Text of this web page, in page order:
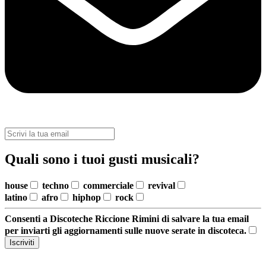
Quali sono i tuoi gusti musicali?
house techno commerciale
revival
latino
afro hiphop rock
Consenti a Discoteche Riccione Rimini di salvare la tua email
per inviarti gli aggiornamenti sulle nuove serate in discoteca.
Iscriviti